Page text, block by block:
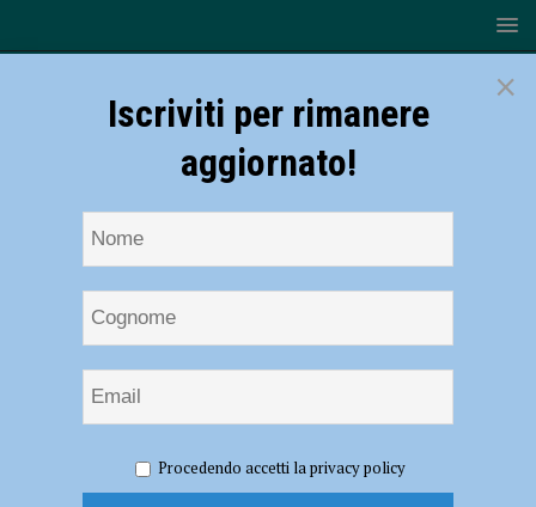
valore aggiunto a 10,3 miliardi di euro: crescita del 6,6 per centro, il più
alto in regione
×
Iscriviti per rimanere
aggiornato!
Procedendo accetti la privacy policy